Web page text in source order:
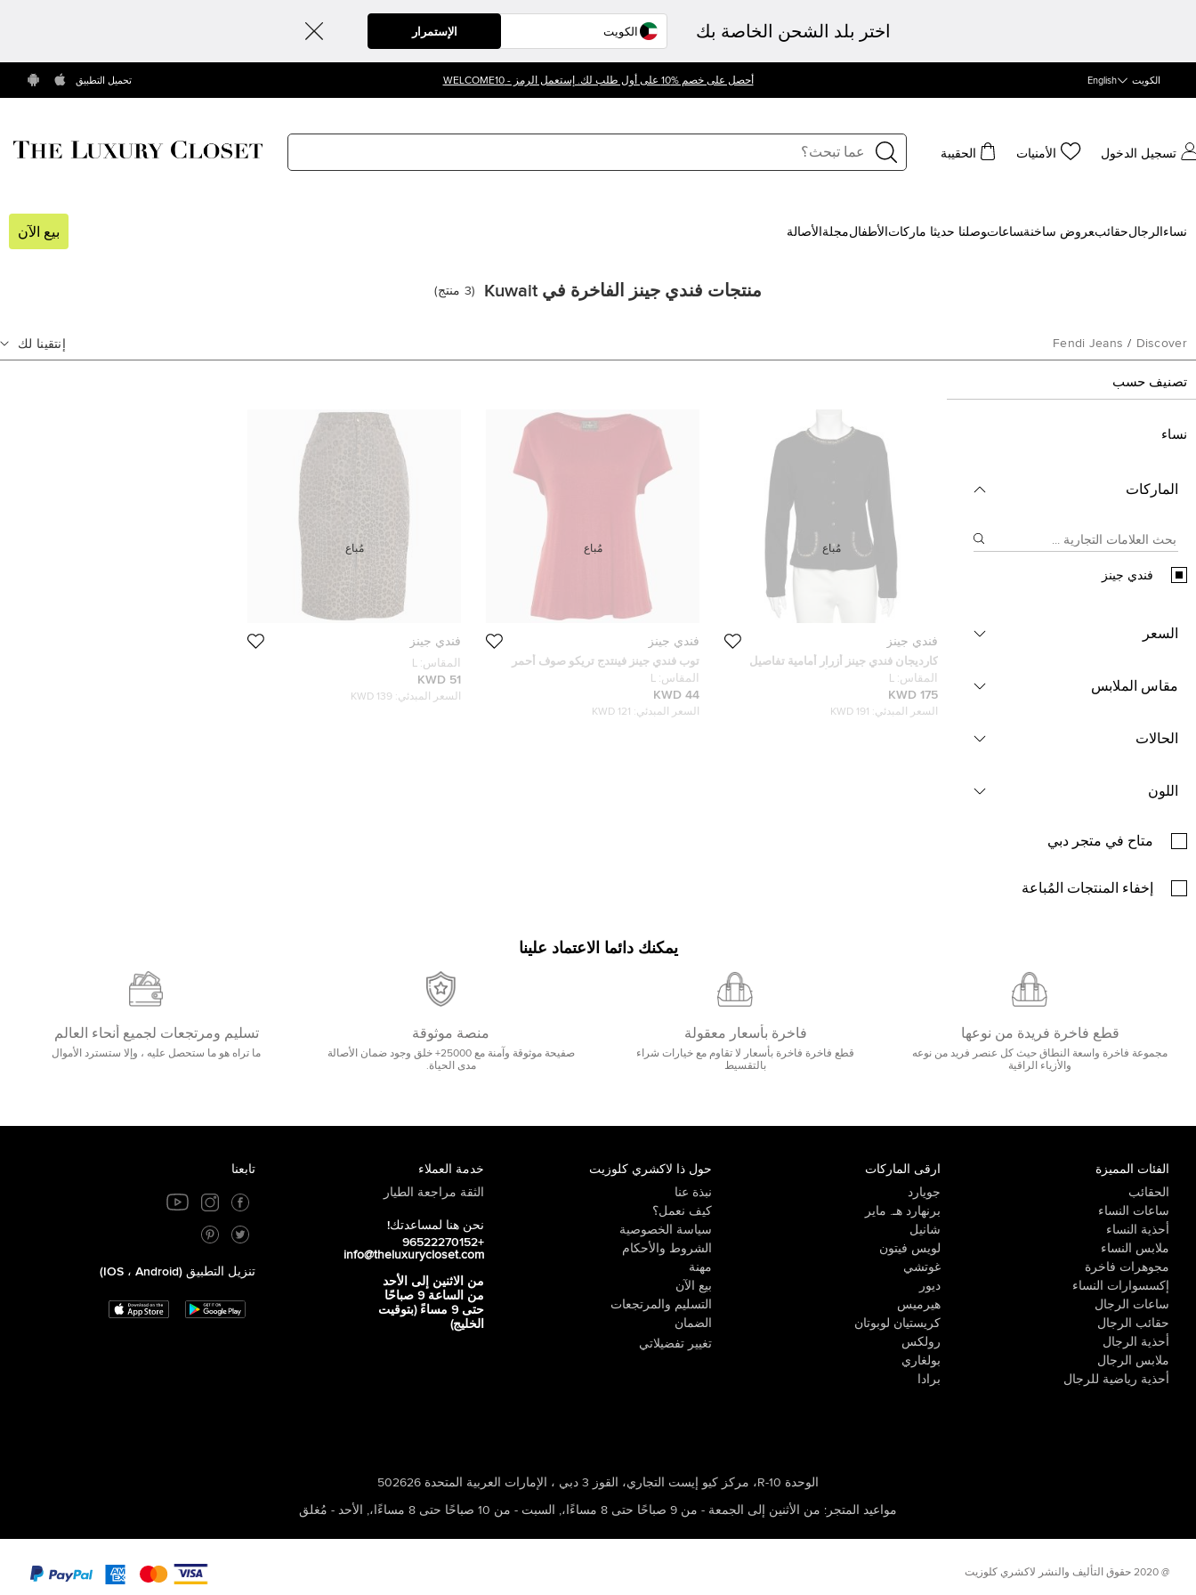
اختر بلد الشحن الخاصة بك الإستمرار
الكويت English أحصل على خصم %10 على أول طلب لك. إستعمل الرمز - WELCOME10 تحميل التطبيق
تسجيل الدخول الأمنيات الحقيبة
نساء الرجالحقائب‍عروض ساخنة‍ساعات‍وصلنا حديثا ‍ ماركات الأطفالمجلة الأصالة بيع الآن
منتجات فندي جينز الفاخرة في Kuwait (
3 منتج)
Discover
/
Fendi Jeans إنتقينا لك
تصنيف حسب
نساء
الماركات
فندي جينز
السعر
مقاس الملابس
الحالات
اللون
متاح في متجر دبي
إخفاء المنتجات المُباعة
فندي جينز
كارديجان فندي جينز أزرار أمامية تفاصيل
حافة شعار تريكو صوف أسود مقاس كبير
المقاس: L
175 KWD
السعر المبدئي: 191 KWD
مُباع
فندي جينز
توب فندي جينز فينتدج تريكو صوف أحمر
برباط خلفي مقاس كبير - لارج
المقاس: L
44 KWD
السعر المبدئي: 121 KWD
مُباع
فندي جينز
المقاس: L
51 KWD
السعر المبدئي: 139 KWD
مُباع
يمكنك دائما الاعتماد علينا
قطع فاخرة فريدة من نوعها
مجموعة فاخرة واسعة النطاق حيث كل عنصر فريد من نوعه
والأزياء الراقية
فاخرة بأسعار معقولة
قطع فاخرة فاخرة بأسعار لا تقاوم مع خيارات شراء
بالتقسيط
منصة موثوقة
صفيحة موثوقة وآمنة مع 25000+ خلق وجود ضمان الأصالة
مدى الحياة.
تسليم ومرتجعات لجميع أنحاء العالم
ما تراه هو ما ستحصل عليه ، وإلا ستسترد الأموال
الفئات المميزة
الحقائب
ساعات النساء
أحذية النساء
ملابس النساء
مجوهرات فاخرة
إكسسوارات النساء
ساعات الرجال
حقائب الرجال
أحذية الرجال
ملابس الرجال
أحذية رياضية للرجال
ارقى الماركات
جويارد
برنهارد هـ. ماير
شانيل
لويس فيتون
غوتشي
ديور
هيرميس
كريستيان لوبوتان
رولكس
بولغاري
برادا
حول ذا لاكشري كلوزيت
نبذة عنا
كيف نعمل؟
سياسة الخصوصية
الشروط والأحكام
مهنة
بيع الآن
التسليم والمرتجعات
الضمان
تغيير تفضيلاتي
خدمة العملاء
الثقة مراجعة الطيار
نحن هنا لمساعدتك!
+96522270152
info@theluxurycloset.com
من الاثنين إلى الأحد
من الساعة 9 صباحًا
حتى 9 مساءً (بتوقيت
الخليج)
تابعنا
تنزيل التطبيق (iOS ، Android)
الوحدة R-10، مركز كيو إيست التجاري، القوز 3 دبي ، الإمارات العربية المتحدة 502626
مواعيد المتجر : من الأثنين إلى الجمعة - من 9 صباحًا حتى 8 مساءًا، , السبت - من 10 صباحًا حتى 8 مساءًا، , الأحد - مُغلق
@ 2020 حقوق التأليف والنشر لاكشري كلوزيت